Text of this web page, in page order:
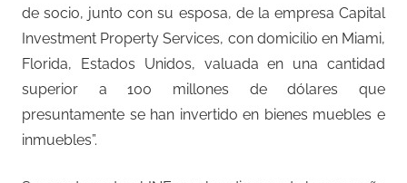
de socio, junto con su esposa, de la empresa Capital
Investment Property Services, con domicilio en Miami,
Florida, Estados Unidos, valuada en una cantidad
superior a 100 millones de dólares que
presuntamente se han invertido en bienes muebles e
inmuebles”.